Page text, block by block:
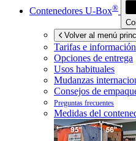
Contenedores U-Box®
Volver al menú
Tarifas e información
Opciones de entrega
Usos habituales
Mudanzas
Consejos de
Preguntas frecuentes
Medidas del